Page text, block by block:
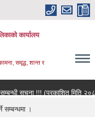
कार्यालय
समृद्ध, शान्त र
सूचना !!! (प्रकाशित मिति २०८३/
सम्बन्धमा ।